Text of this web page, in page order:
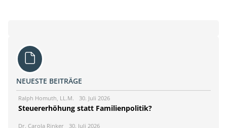
NEUESTE BEITRÄGE
Ralph Homuth, LL.M. 30. Juli 2026
Steuererhöhung statt Familienpolitik?
Dr. Carola Rinker 30. Juli 2026